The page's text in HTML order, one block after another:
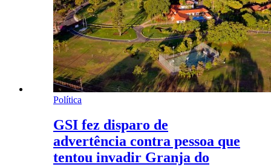
Política
GSI fez disparo de
advertência contra pessoa que
tentou invadir Granja do